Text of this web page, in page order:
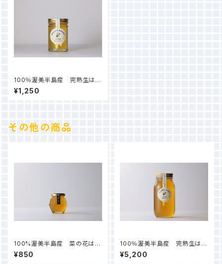
100％渥美半島産 完熟生はち
みつ（百花）225ｇ
¥1,250
その他の商品
100%渥美半島産 菜の花はち
みつ100ｇ
¥850
100％渥美半島産 完熟生はち
みつ（百花）1000ｇ
¥5,200